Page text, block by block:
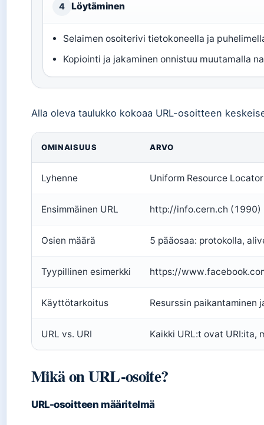
4 Löytäminen
Selaimen osoiterivi tietokoneella ja
Kopiointi ja jakaminen onnistuu muutamalla
Alla oleva taulukko kokoaa URL-osoitteen
OMINAISUUS ARVO
Lyhenne Uniform Resource Locator
Ensimmäinen URL http://info.cern.ch (1990)
Osien määrä 5 pääosaa: protokolla,
Tyypillinen esimerkki https://
Käyttötarkoitus Resurssin paikantaminen
URL vs. URI Kaikki URL:t ovat URI:ita,
Mikä on URL-osoite?
URL-osoitteen määritelmä